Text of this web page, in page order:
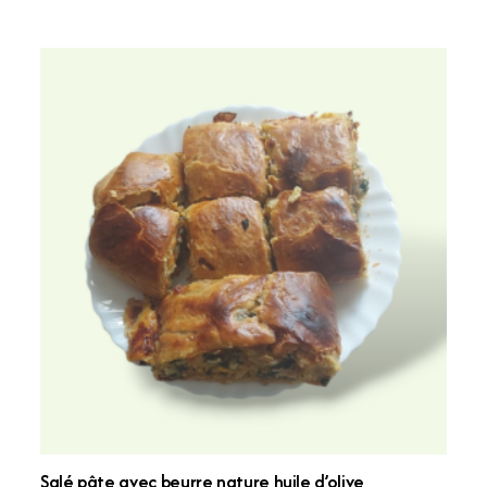
Salé pâte avec beurre nature huile d’olive